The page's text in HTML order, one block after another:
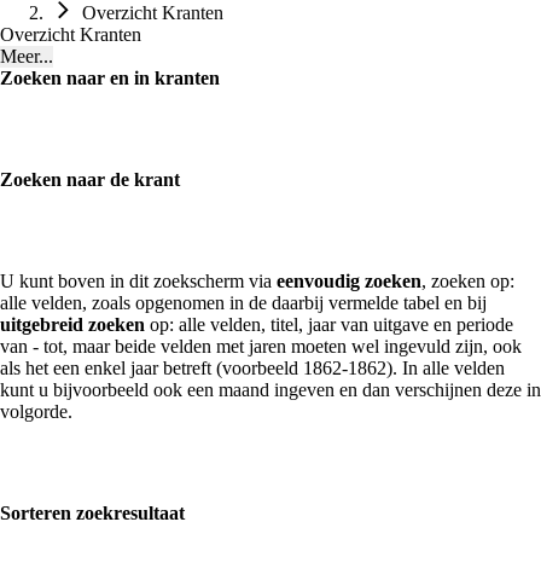
Overzicht Kranten
Overzicht Kranten
Meer...
Zoeken naar en in kranten
Zoeken naar de krant
U kunt boven in dit zoekscherm via eenvoudig zoeken, zoeken op:
alle velden, zoals opgenomen in de daarbij vermelde tabel en bij
uitgebreid zoeken op: alle velden, titel, jaar van uitgave en periode
van - tot, maar beide velden met jaren moeten wel ingevuld zijn, ook
als het een enkel jaar betreft (voorbeeld 1862-1862). In alle velden
kunt u bijvoorbeeld ook een maand ingeven en dan verschijnen deze in
volgorde.
Sorteren zoekresultaat